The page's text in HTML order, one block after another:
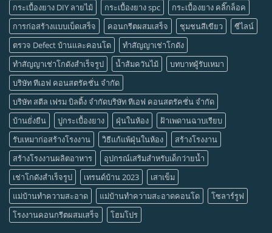
กระเบื้องยาง DIY ลายไม้
กระเบื้องยาง spc
กระเบื้องยาง คลิ๊กล็อค
การก่อสร้างแบบเบ็ดเสร็จ
คอนกรีตผสมเสร็จ ชุมชนสีเขียว
ซีไลน์
ตรวจ Defect บ้านและคอนโด
ทำสัญญาเช่าโกดัง
ทำสัญญาเช่าโกดังสำเร็จรูป
น้ำส้มควันไม้
บทบาทผู้รับเหมา
บริษัท ทีเอฟ คอนสตรัคชั่น จำกัด
บริษัท สตีล เฟรม บิลดิ้ง จำกัดบริษัท ทีเอฟ คอนสตรัคชั่น จำกัด
บ้านยั่งยืน
ปูกระเบื้องยาง ฝุ่นในห้อง
ฝ้าเพดานฉาบเรียบ
รับเหมาก่อสร้างโรงงาน
วิธีแก้แพ้ฝุ่นในห้อง
สร้างโรงงาน
สร้างโรงงานผลิตอาหาร
อุปกรณ์เสริมสำหรับเด็กว่ายน้ำ
เช่าโกดังสำเร็จรูป
เทรนด์บ้าน 2023
เสาเข็ม
แม่บ้านทำความสะอาด
แม่บ้านทำความสะอาดคอนโด
โซลาร์รูฟ
โรงงานคอนกรีตผสมเสร็จ
โฮมโปร